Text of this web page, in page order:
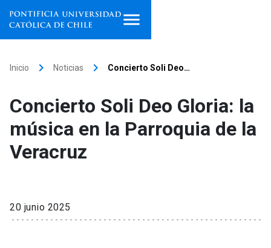
Facultades, escuelas e
institutos
Investigación
Extensión
Inicio keyboard_arrow_right Noticias keyboard_arrow_right Concierto Soli Deo…
Concierto Soli Deo Gloria: la
música en la Parroquia de la
Veracruz
20 junio 2025